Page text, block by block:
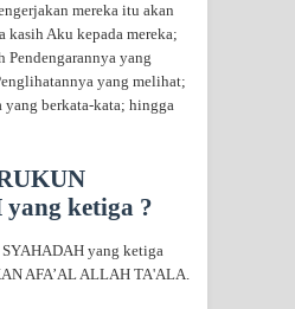
mereka itu akan
kasih Aku kepada mereka;
yang
yang melihat;
berkata-kata; hingga
ketiga ?
yang ketiga
AFA’AL ALLAH TA'ALA.